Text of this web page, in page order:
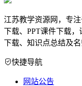
江苏教学资源网，专
下载、PPT课件下载
下载、知识点总结及
快捷导航
网站公告